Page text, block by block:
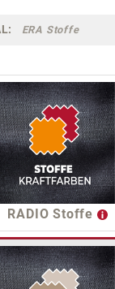
ERA Stoffe
RADIO Stoffe